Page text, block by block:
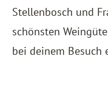
Stellenbosch und
schönsten
bei deinem Besuch